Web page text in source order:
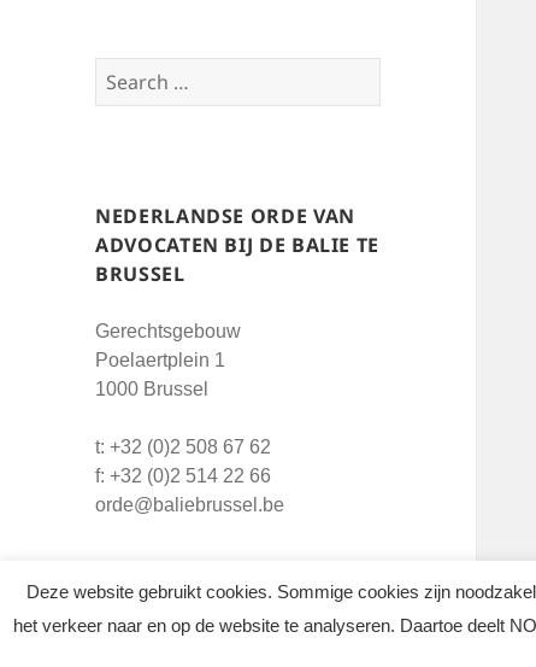
Search
NEDERLANDSE ORDE VAN
ADVOCATEN BIJ DE BALIE TE
BRUSSEL
Gerechtsgebouw
Poelaertplein 1
1000 Brussel
t: +32 (0)2 508 67 62
f: +32 (0)2 514 22 66
orde@baliebrussel.be
Privacyverklaring
Deze website gebruikt cookies. Sommige cookies zijn
het verkeer naar en op de website te analyseren. Daartoe deelt